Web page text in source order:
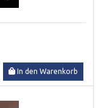
In den Warenkorb